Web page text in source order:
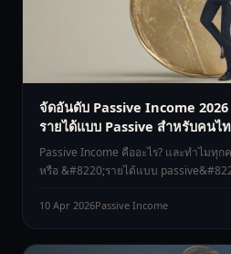
จัดอันดับ Passive Income 2026
รายได้แบบ Passive สำหรับคนไ
Passive Income คืออะไร? และทำไมทุ
หรือ &#8220;รายได้แบบ
10 Apr 2026Passive Income